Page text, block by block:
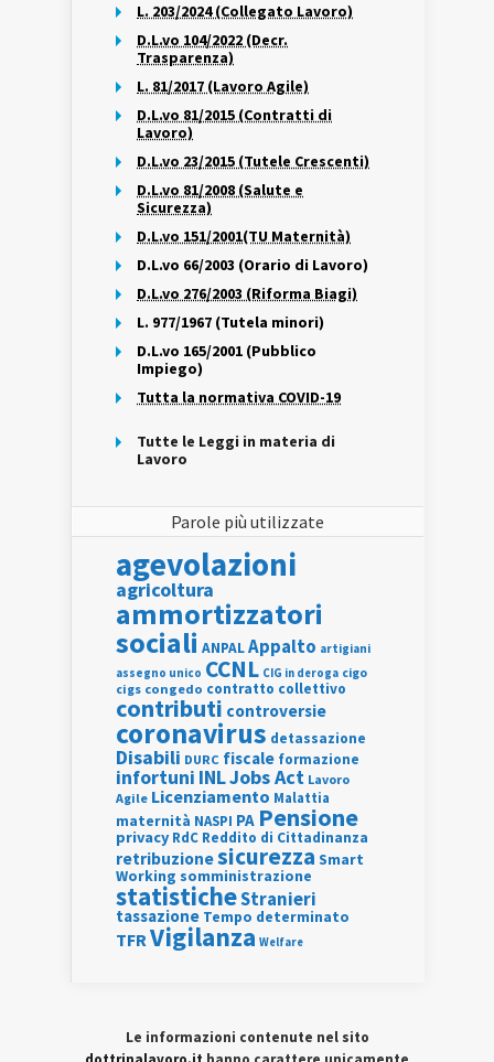
L. 203/2024 (Collegato Lavoro)
D.L.vo 104/2022 (Decr.
Trasparenza)
L. 81/2017 (Lavoro Agile)
D.L.vo 81/2015 (Contratti di
Lavoro)
D.L.vo 23/2015 (Tutele Crescenti)
D.L.vo 81/2008 (Salute e
Sicurezza)
D.L.vo 151/2001(TU Maternità)
D.L.vo 66/2003 (Orario di Lavoro)
D.L.vo 276/2003 (Riforma Biagi)
L. 977/1967 (Tutela minori)
D.L.vo 165/2001 (Pubblico
Impiego)
Tutta la normativa COVID-19
Tutte le Leggi in materia di
Lavoro
Parole più utilizzate
agevolazioni
agricoltura
ammortizzatori
sociali ANPALAppalto artigiani
assegno unico CCNL CIG in deroga cigo
cigs congedo contratto collettivo
contributi controversie
coronavirus detassazione
Disabili DURC fiscale formazione
infortuni INLJobs Act Lavoro
Agile Licenziamento Malattia
maternità NASPI PA Pensione
privacy RdC Reddito di Cittadinanza
retribuzionesicurezza Smart
Working somministrazione
statisticheStranieri
tassazione Tempo determinato
TFRVigilanza Welfare
Le informazioni contenute nel sito